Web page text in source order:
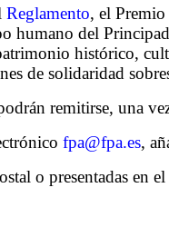
Reglamento, el
humano del
histórico,
de solidaridad
remitirse, una
fpa@fpa.es,
o presentadas en